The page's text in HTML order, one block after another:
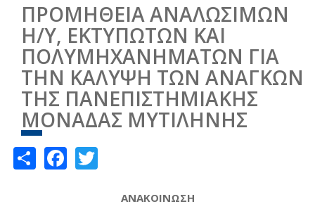
ΠΡΟΜΗΘΕΙΑ ΑΝΑΛΩΣΙΜΩΝ
Η/Υ, ΕΚΤΥΠΩΤΩΝ ΚΑΙ
ΠΟΛΥΜΗΧΑΝΗΜΑΤΩΝ ΓΙΑ
ΤΗΝ ΚΑΛΥΨΗ ΤΩΝ ΑΝΑΓΚΩΝ
ΤΗΣ ΠΑΝΕΠΙΣΤΗΜΙΑΚΗΣ
ΜΟΝΑΔΑΣ ΜΥΤΙΛΗΝΗΣ
ShareFacebook
ΑΝΑΚΟΙΝΩΣΗ